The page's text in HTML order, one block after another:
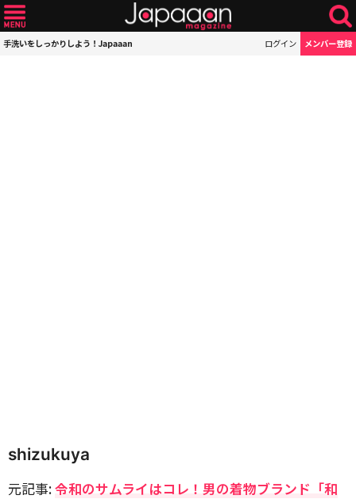
手洗いをしっかりしよう！Japaaan ログイン メンバー登録
shizukuya
元記事:令和のサムライはコレ！男の着物ブランド「和